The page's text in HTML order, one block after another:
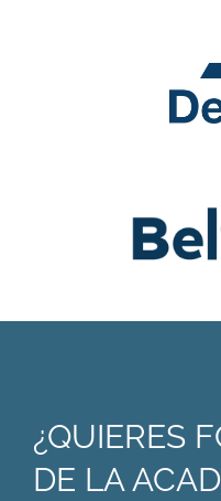
¿QUIERES
DE LA